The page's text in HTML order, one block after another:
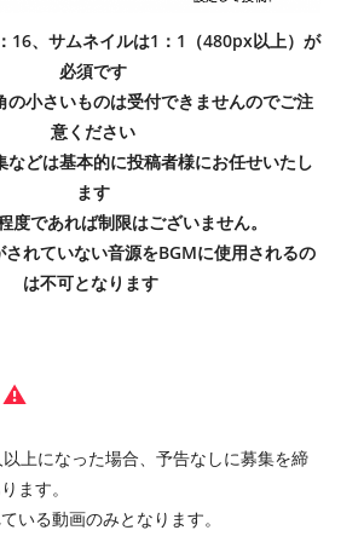
16、サムネイルは1：1（480px以上）が
必須です
の小さいものは受付できませんのでご注
意ください
などは基本的に投稿者様にお任せいたし
ます
度であれば制限はございません。
されていない音源をBGMに使用されるの
は不可となります
⚠︎
以上になった場合、予告なしに募集を締
ます。
いる動画のみとなります。